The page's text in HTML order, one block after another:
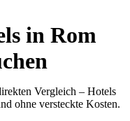
in Rom
Vergleich – Hotels
ohne versteckte Kosten.